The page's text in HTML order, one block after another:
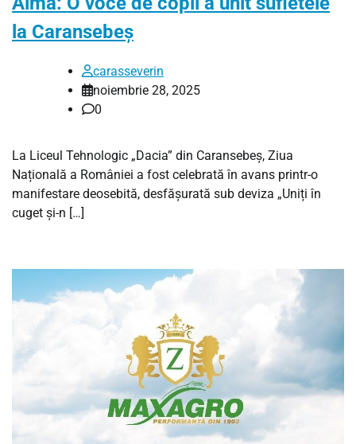
la Caransebeș
carasseverin
noiembrie 28, 2025
0
La Liceul Tehnologic „Dacia” din Caransebeș, Ziua
Națională a României a fost celebrată în avans printr-o
manifestare deosebită, desfășurată sub deviza „Uniți în
cuget și-n […]